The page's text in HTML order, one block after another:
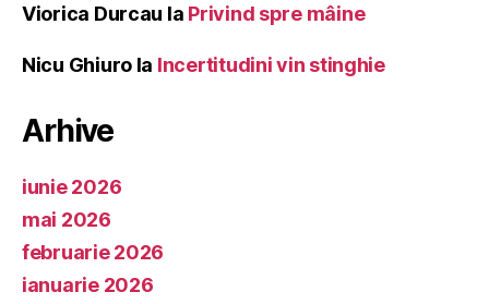
Viorica Durcau la Privind spre mâine
Nicu Ghiuro la Incertitudini vin stinghie
Arhive
iunie 2026
mai 2026
februarie 2026
ianuarie 2026